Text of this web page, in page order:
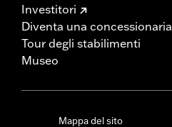
Investitori
Diventa una concessionaria
Tour degli stabilimenti
Museo
Mappa del sito